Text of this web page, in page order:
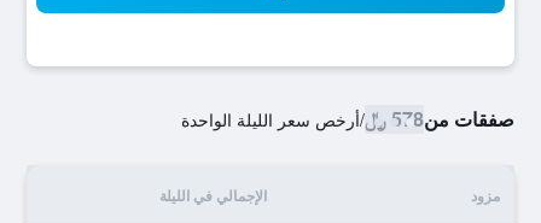
صفقات من578 ﷼ /أرخص سعر الليلة الواحدة
مزود الإجمالي في الليلة